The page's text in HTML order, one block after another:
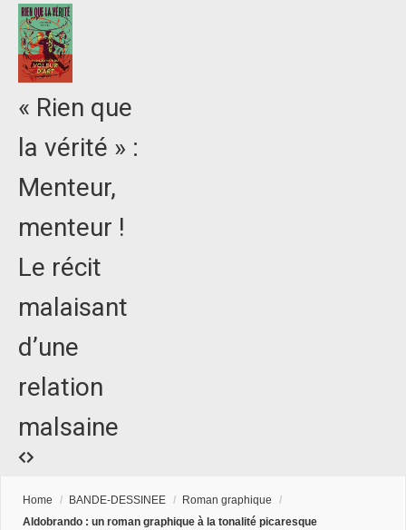
« Rien que
la vérité » :
Menteur,
menteur !
Le récit
malaisant
d’une
relation
malsaine
Home / BANDE-DESSINEE / Roman graphique
/
Aldobrando : un roman graphique à la tonalité picaresque